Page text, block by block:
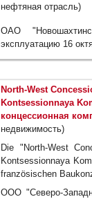
нефтяная отрасль)
ОАО
эксплуатацию 16
North-West
Kontsessionnaya
концессионная
недвижимость)
Die "North-West
Kontsessionnaya
französischen
ООО "Северо-